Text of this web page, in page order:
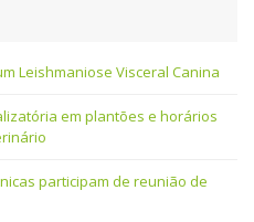
Leishmaniose Visceral Canina
em plantões e horários
participam de reunião de